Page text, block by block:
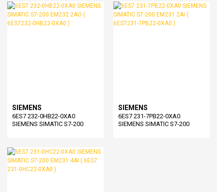
SIEMENS
6ES7 232-0HB22-0XA0
SIEMENS SIMATIC S7-200
SIEMENS
6ES7 231-7PB22-0XA0
SIEMENS SIMATIC S7-200